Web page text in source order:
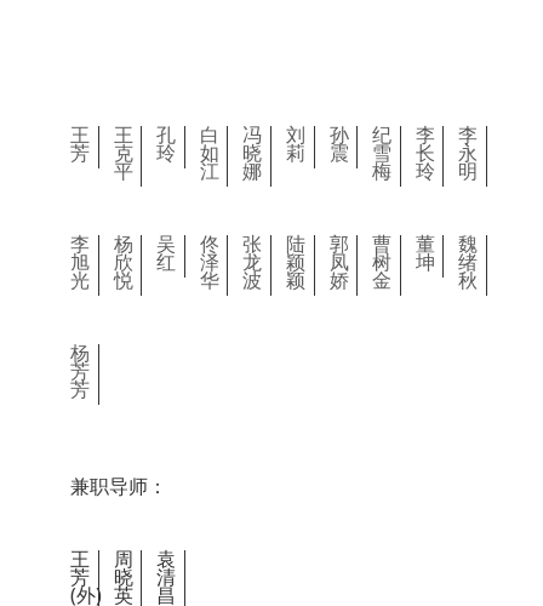
王
芳
王
克
平
孔
玲
白
如
江
冯
晓
娜
刘
莉
孙
震
纪
雪
梅
李
长
玲
李
永
明
李
旭
光
杨
欣
悦
吴
红
佟
泽
华
张
龙
波
陆
颖
颖
郭
凤
娇
曹
树
金
董
坤
魏
绪
秋
杨
芳
芳
兼职导师：
王
芳
(外)
周
晓
英
袁
清
昌